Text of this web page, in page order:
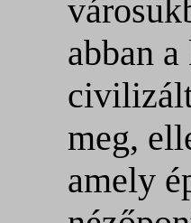
abban
meg,
amely